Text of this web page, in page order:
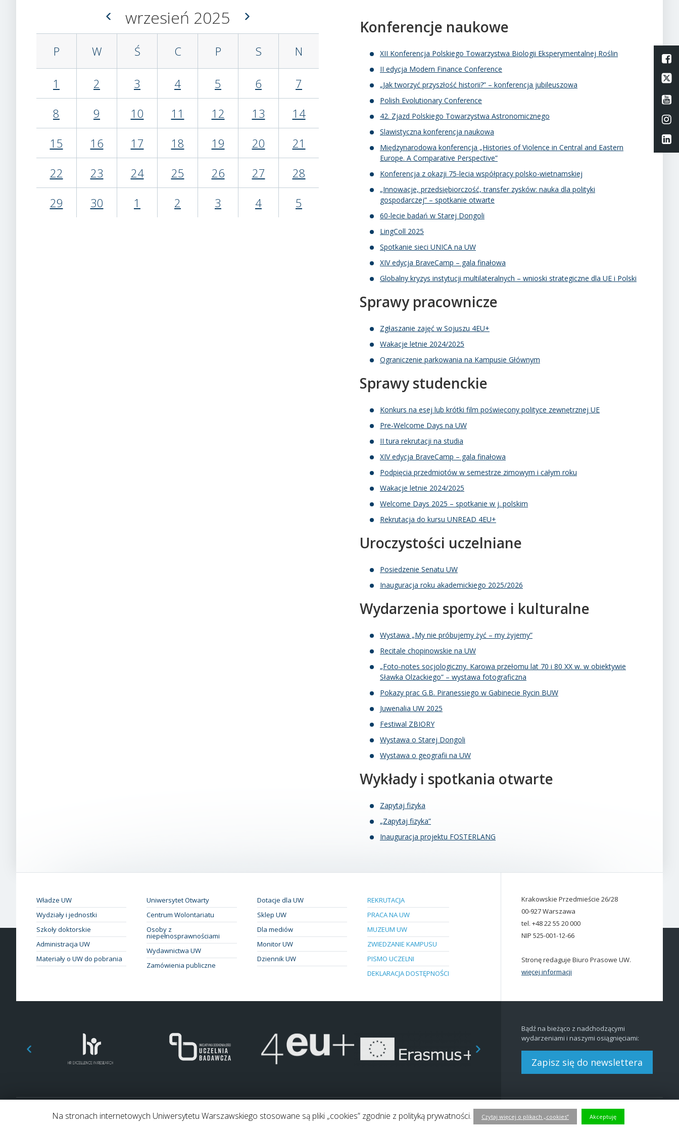
wrzesień 2025
P W Ś C P S N
1 2 3 4 5 6
7
8
9 10 11 12 13
14
15
16 17 18 19 20
21
22
23 24 25 26 27
28
29
30 1 2 3 4 5
Konferencje naukowe
XII Konferencja Polskiego Towarzystwa Biologii Eksperymentalnej Roślin
II edycja Modern Finance Conference
„Jak tworzyć przyszłość historii?” – konferencja jubileuszowa
Polish Evolutionary Conference
42. Zjazd Polskiego Towarzystwa Astronomicznego
Slawistyczna konferencja naukowa
Międzynarodowa konferencja „Histories of Violence in Central and Eastern
Europe. A Comparative Perspective”
Konferencja z okazji 75-lecia współpracy polsko-wietnamskiej
„Innowacje, przedsiębiorczość, transfer zysków: nauka dla polityki
gospodarczej” – spotkanie otwarte
60-lecie badań w Starej Dongoli
LingColl 2025
Spotkanie sieci UNICA na UW
XIV edycja BraveCamp – gala finałowa
Globalny kryzys instytucji multilateralnych – wnioski strategiczne dla UE i Polski
Sprawy pracownicze
Zgłaszanie zajęć w Sojuszu 4EU+
Wakacje letnie 2024/2025
Ograniczenie parkowania na Kampusie Głównym
Sprawy studenckie
Konkurs na esej lub krótki film poświęcony polityce zewnętrznej UE
Pre-Welcome Days na UW
II tura rekrutacji na studia
XIV edycja BraveCamp – gala finałowa
Podpięcia przedmiotów w semestrze zimowym i całym roku
Wakacje letnie 2024/2025
Welcome Days 2025 – spotkanie w j. polskim
Rekrutacja do kursu UNREAD 4EU+
Uroczystości uczelniane
Posiedzenie Senatu UW
Inauguracja roku akademickiego 2025/2026
Wydarzenia sportowe i kulturalne
Wystawa „My nie próbujemy żyć – my żyjemy”
Recitale chopinowskie na UW
„Foto-notes socjologiczny. Karowa przełomu lat 70 i 80 XX w. w obiektywie
Sławka Olzackiego” – wystawa fotograficzna
Pokazy prac G.B. Piranessiego w Gabinecie Rycin BUW
Juwenalia UW 2025
Festiwal ZBIORY
Wystawa o Starej Dongoli
Wystawa o geografii na UW
Wykłady i spotkania otwarte
Zapytaj fizyka
„Zapytaj fizyka”
Inauguracja projektu FOSTERLANG
Władze UW
Wydziały i jednostki
Szkoły doktorskie
Administracja UW
Materiały o UW do pobrania
Uniwersytet Otwarty
Centrum Wolontariatu
Osoby z
niepełnosprawnościami
Wydawnictwa UW
Zamówienia publiczne
Dotacje dla UW
Sklep UW
Dla mediów
Monitor UW
Dziennik UW
REKRUTACJA
PRACA NA UW
MUZEUM UW
ZWIEDZANIE KAMPUSU
PISMO UCZELNI
DEKLARACJA DOSTĘPNOŚCI
Krakowskie Przedmieście 26/28
00-927 Warszawa
tel. +48 22 55 20 000
NIP 525-001-12-66
Stronę redaguje Biuro Prasowe UW.
więcej informacji
Bądź na bieżąco z nadchodzącymi
wydarzeniami i naszymi osiągnięciami:
Zapisz się do newslettera
© 2026 Uniwersytet Warszawski. Wszelkie prawa zastrzeżone. Pliki "cookies" Mapa strony Redakcja BIP|EN
Na stronach internetowych Uniwersytetu Warszawskiego stosowane są pliki „cookies” zgodnie z polityką prywatności. Czytaj więcej o plikach „cookies” Akceptuję